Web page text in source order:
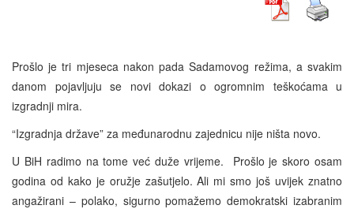
Prošlo je tri mjeseca nakon pada Sadamovog režima, a svakim
danom pojavljuju se novi dokazi o ogromnim teškoćama u
izgradnji mira.
“Izgradnja države” za međunarodnu zajednicu nije ništa novo.
U BiH radimo na tome već duže vrijeme. Prošlo je skoro osam
godina od kako je oružje zašutjelo. Ali mi smo još uvijek znatno
angažirani – polako, sigurno pomažemo demokratski izabranim